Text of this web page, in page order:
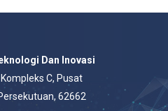
Dan Inovasi
C, Pusat
62662